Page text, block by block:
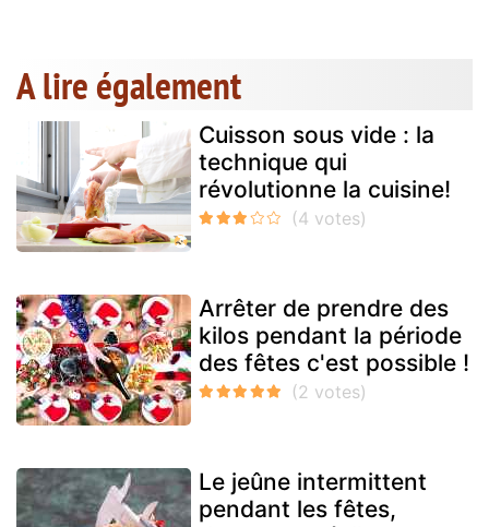
A lire également
Cuisson sous vide : la
technique qui
révolutionne la cuisine!
Arrêter de prendre des
kilos pendant la période
des fêtes c'est possible !
Le jeûne intermittent
pendant les fêtes,